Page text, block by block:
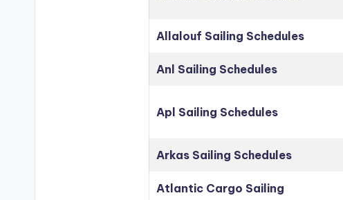
Allalouf Sailing Schedules
Anl Sailing Schedules
Apl Sailing Schedules
Arkas Sailing Schedules
Atlantic Cargo Sailing